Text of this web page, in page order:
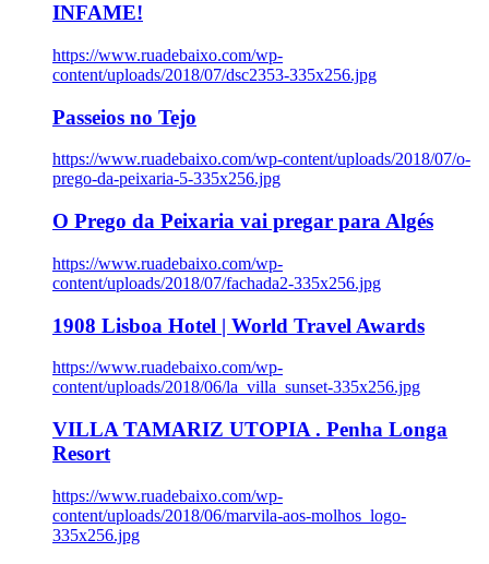
INFAME!
https://www.ruadebaixo.com/wp-
content/uploads/2018/07/dsc2353-335x256.jpg
Passeios no Tejo
https://www.ruadebaixo.com/wp-content/uploads/2018/07/o-
prego-da-peixaria-5-335x256.jpg
O Prego da Peixaria vai pregar para Algés
https://www.ruadebaixo.com/wp-
content/uploads/2018/07/fachada2-335x256.jpg
1908 Lisboa Hotel | World Travel Awards
https://www.ruadebaixo.com/wp-
content/uploads/2018/06/la_villa_sunset-335x256.jpg
VILLA TAMARIZ UTOPIA . Penha Longa
Resort
https://www.ruadebaixo.com/wp-
content/uploads/2018/06/marvila-aos-molhos_logo-
335x256.jpg